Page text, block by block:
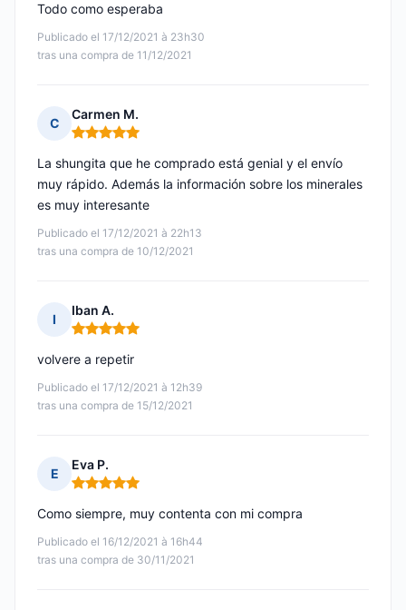
Publicado el 17/12/2021 à 23h30
tras una compra de 11/12/2021
Todo como esperaba
C
Carmen M.
Nota: 5 de 5
Publicado el 17/12/2021 à 22h13
tras una compra de 10/12/2021
La shungita que he comprado está genial y el envío
muy rápido. Además la información sobre los minerales
es muy interesante
I
Iban A.
Nota: 5 de 5
Publicado el 17/12/2021 à 12h39
tras una compra de 15/12/2021
volvere a repetir
E
Eva P.
Nota: 5 de 5
Publicado el 16/12/2021 à 16h44
tras una compra de 30/11/2021
Como siempre, muy contenta con mi compra